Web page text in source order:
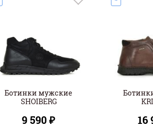
Ботинки мужские
SHOIBERG
9 590 ₽ 16